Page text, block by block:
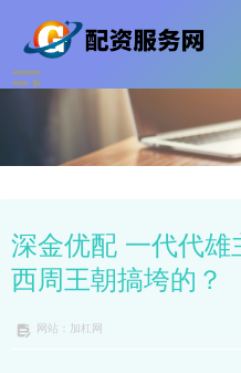
深金优配 一代代
西周王朝搞垮的？
网站：加杠网